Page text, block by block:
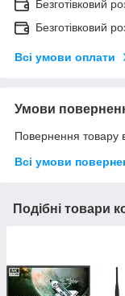
Безготівковий
Безготівковий
Всі умови оплати
Умови
Повернення товару
Всі умови
Подібні товари